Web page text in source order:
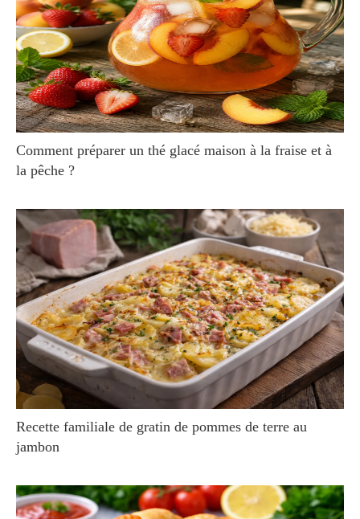
Comment préparer un thé glacé maison à la fraise et à
la pêche ?
Recette familiale de gratin de pommes de terre au
jambon